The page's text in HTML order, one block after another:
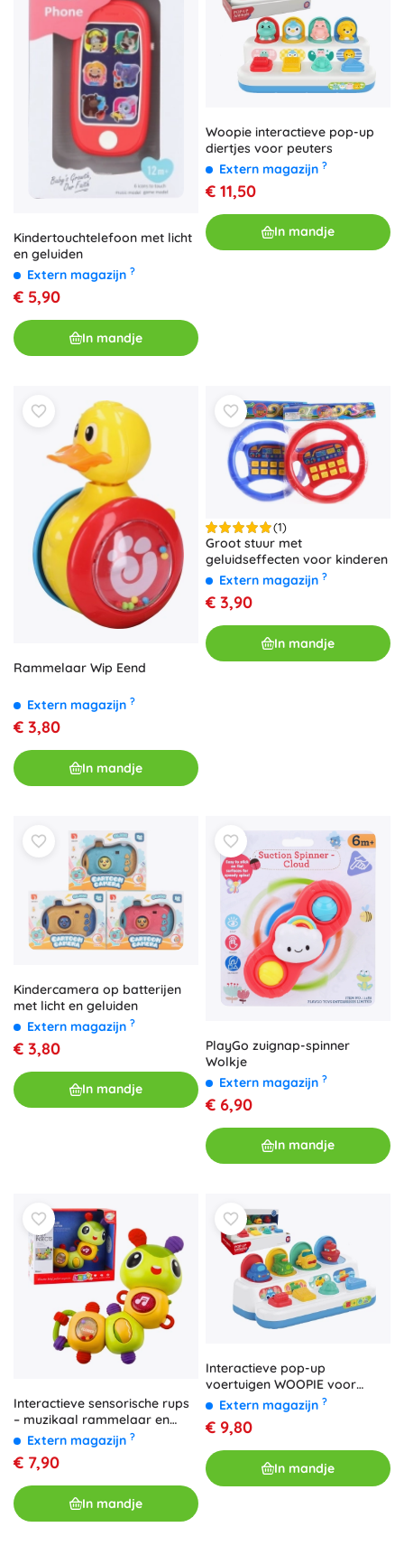
Kindertouchtelefoon met licht
en geluiden
Extern magazijn ?
€ 5,90
In mandje
Woopie interactieve pop-up
diertjes voor peuters
Extern magazijn ?
€ 11,50
In mandje
Rammelaar Wip Eend
Extern magazijn ?
€ 3,80
In mandje
(1)
Groot stuur met
geluidseffecten voor kinderen
Extern magazijn ?
€ 3,90
In mandje
Kindercamera op batterijen
met licht en geluiden
Extern magazijn ?
€ 3,80
In mandje
PlayGo zuignap-spinner
Wolkje
Extern magazijn ?
€ 6,90
In mandje
Interactieve sensorische rups
– muzikaal rammelaar en
bijtspeeltje met 360°
draaielementen
Extern magazijn ?
€ 7,90
In mandje
Interactieve pop-up
voertuigen WOOPIE voor
kinderen
Extern magazijn ?
€ 9,80
In mandje